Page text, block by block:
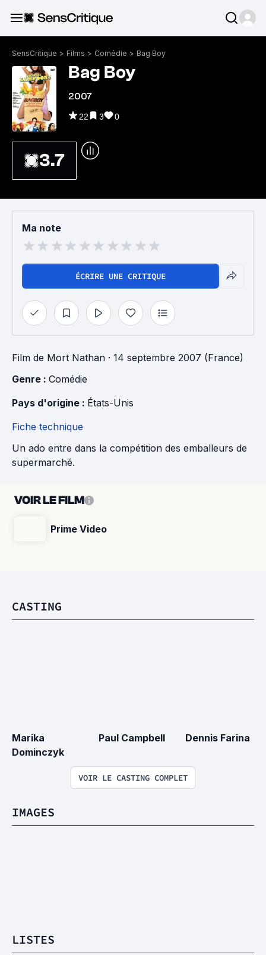
SensCritique > Films > Comédie > Bag Boy
Bag Boy
2007
22 3 0
3.7
Ma note
ÉCRIRE UNE CRITIQUE
Film de Mort Nathan · 14 septembre 2007 (France)
Genre : Comédie
Pays d'origine : États-Unis
Fiche technique
Un ado entre dans la compétition des emballeurs de
supermarché.
VOIR LE FILM
Prime Video
CASTING
Marika
Dominczyk
Paul Campbell Dennis Farina
VOIR LE CASTING COMPLET
IMAGES
LISTES